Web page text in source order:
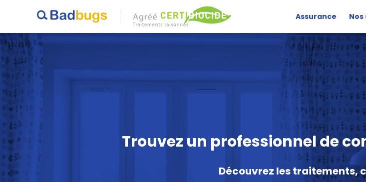
Assurance
Trouvez un professionnel de
Découvrez les traitements,